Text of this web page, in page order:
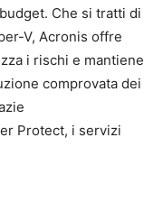
Che si tratti di
V, Acronis offre
i rischi e mantiene
comprovata dei
Protect, i servizi